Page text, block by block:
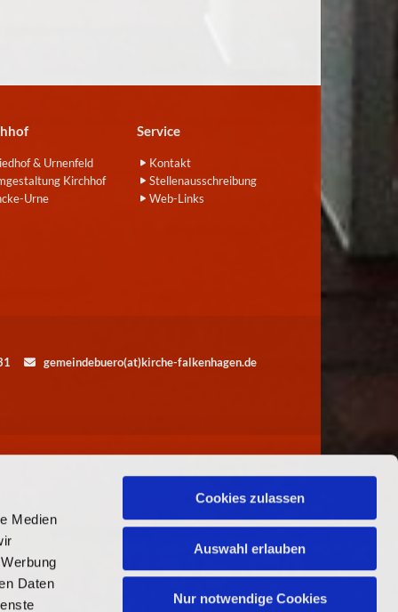
Medien
Daten
Cookies zulassen
Auswahl erlauben
Nur notwendige Cookies
& Urnenfeld
Kirchhof
Urne
Service
Kontakt
Stellenausschreibung
Web-Links
 gemeindebuero(at)kirche-falkenhagen.de